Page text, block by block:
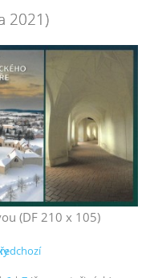
2021)
(DF 210 x 105)